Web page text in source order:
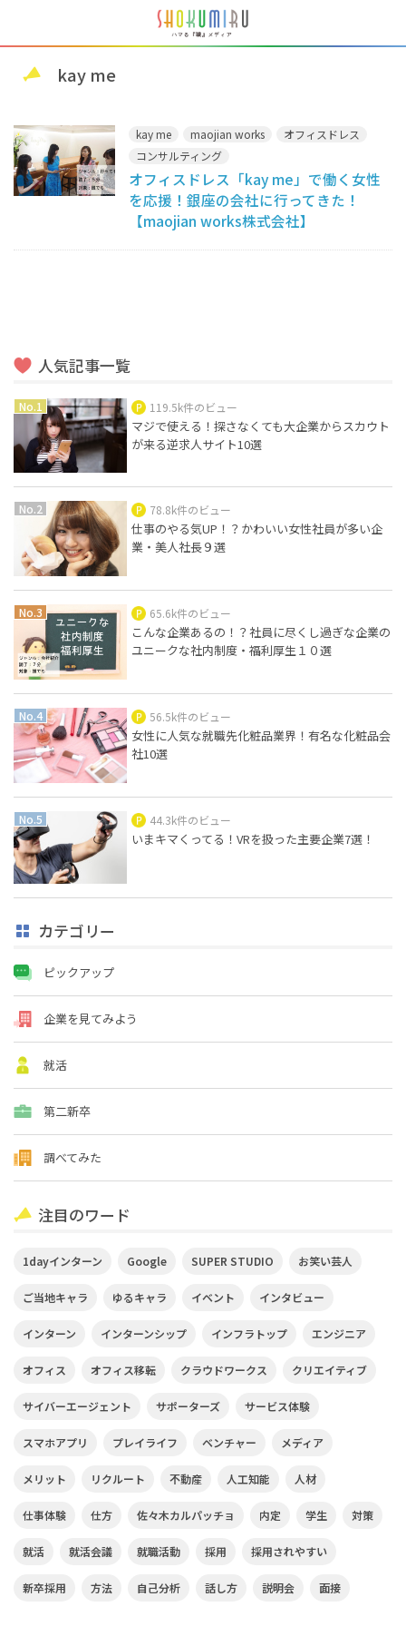
kay me
kay me maojian works
オフィスドレス
コンサルティング
オフィスドレス「kay me」で働く女性
を応援！銀座の会社に行ってきた！
【maojian works株式会社】
人気記事一覧
119.5k件のビュー
マジで使える！探さなくても大企業からスカウト
が来る逆求人サイト10選
78.8k件のビュー
仕事のやる気UP！？かわいい女性社員が多い企
業・美人社長９選
65.6k件のビュー
こんな企業あるの！？社員に尽くし過ぎな企業の
ユニークな社内制度・福利厚生１０選
56.5k件のビュー
女性に人気な就職先化粧品業界！有名な化粧品会
社10選
44.3k件のビュー
いまキマくってる！VRを扱った主要企業7選！
カテゴリー
ピックアップ
企業を見てみよう
就活
第二新卒
調べてみた
注目のワード
1dayインターン Google SUPER STUDIO お笑い芸人
ご当地キャラ ゆるキャラ イベント インタビュー
インターン インターンシップ インフラトップ エンジニア
オフィス オフィス移転 クラウドワークス クリエイティブ
サイバーエージェント サポーターズ サービス体験
スマホアプリ プレイライフ ベンチャー メディア
メリット リクルート 不動産 人工知能 人材
仕事体験 仕方 佐々木カルパッチョ 内定 学生 対策
就活 就活会議 就職活動 採用 採用されやすい
新卒採用 方法 自己分析 話し方 説明会 面接